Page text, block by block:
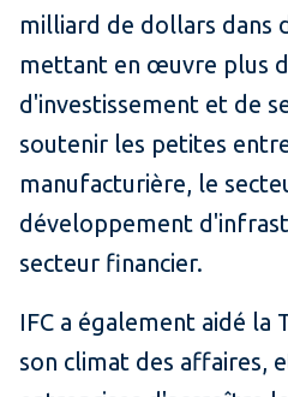
milliard de dollars dans
mettant en œuvre plus
d'investissement et de
soutenir les petites
manufacturière, le
développement
secteur financier.
IFC a également aidé la
son climat des affaires,